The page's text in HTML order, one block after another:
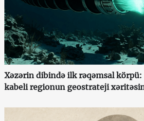
Xəzərin dibində ilk rəqəmsal
kabeli regionun geostrateji